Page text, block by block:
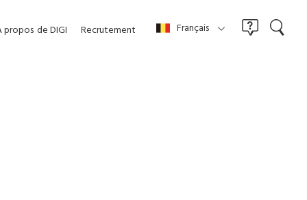
propos de DIGI Recrutement Français